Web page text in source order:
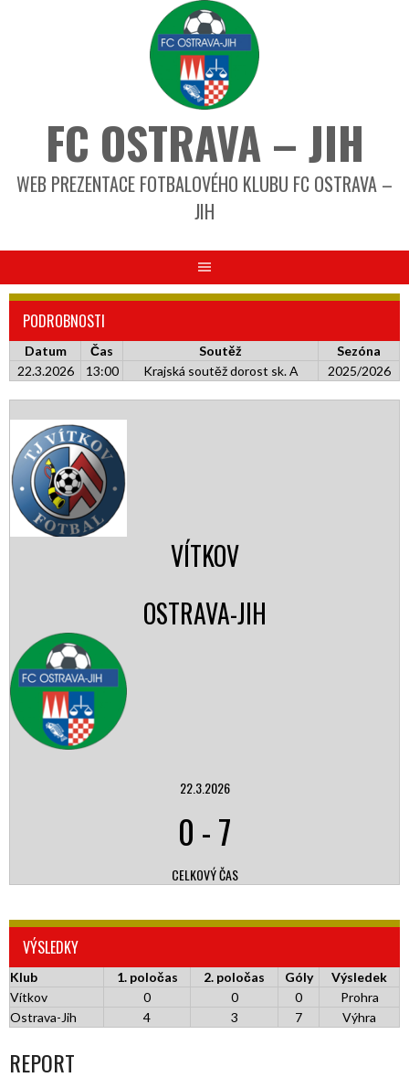
FC OSTRAVA – JIH
WEB PREZENTACE FOTBALOVÉHO KLUBU FC OSTRAVA –
JIH
PODROBNOSTI
Datum Čas Soutěž
Sezóna
22.3.2026
13:00 Krajská soutěž dorost sk. A 2025/2026
VÍTKOV
OSTRAVA-JIH
22.3.2026
0 -7
CELKOVÝ ČAS
VÝSLEDKY
Klub 1. poločas 2. poločas Góly
Výsledek
Vítkov
0 0 0
Prohra
Ostrava-Jih
4 3 7 Výhra
REPORT